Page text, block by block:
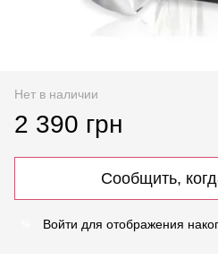
Нет в наличии
2 390 грн
Сообщить,
Войти для отображения